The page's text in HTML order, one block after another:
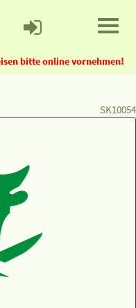
bitte online vornehmen!
SK10054